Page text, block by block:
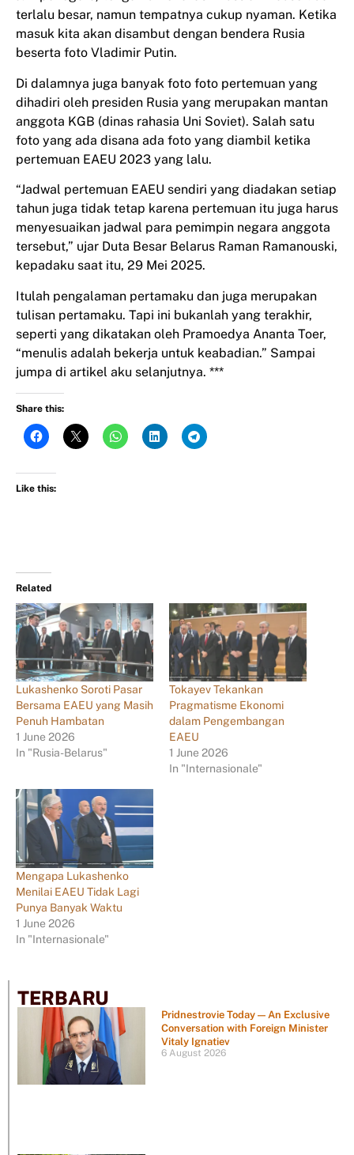
terlalu besar, namun tempatnya cukup nyaman. Ketika
masuk kita akan disambut dengan bendera Rusia
beserta foto Vladimir Putin.
Di dalamnya juga banyak foto foto pertemuan yang
dihadiri oleh presiden Rusia yang merupakan mantan
anggota KGB (dinas rahasia Uni Soviet). Salah satu
foto yang ada disana ada foto yang diambil ketika
pertemuan EAEU 2023 yang lalu.
“Jadwal pertemuan EAEU sendiri yang diadakan setiap
tahun juga tidak tetap karena pertemuan itu juga harus
menyesuaikan jadwal para pemimpin negara anggota
tersebut,” ujar Duta Besar Belarus Raman Ramanouski,
kepadaku saat itu, 29 Mei 2025.
Itulah pengalaman pertamaku dan juga merupakan
tulisan pertamaku. Tapi ini bukanlah yang terakhir,
seperti yang dikatakan oleh Pramoedya Ananta Toer,
“menulis adalah bekerja untuk keabadian.” Sampai
jumpa di artikel aku selanjutnya. ***
Share this:
Like this:
Related
Lukashenko Soroti Pasar
Bersama EAEU yang Masih
Penuh Hambatan
1 June 2026
In "Rusia-Belarus"
Tokayev Tekankan
Pragmatisme Ekonomi
dalam Pengembangan
EAEU
1 June 2026
In "Internasionale"
Mengapa Lukashenko
Menilai EAEU Tidak Lagi
Punya Banyak Waktu
1 June 2026
In "Internasionale"
TERBARU
Pridnestrovie Today — An Exclusive
Conversation with Foreign Minister
Vitaly Ignatiev
6 August 2026